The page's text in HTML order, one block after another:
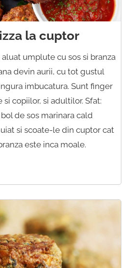
la cuptor
umplute cu sos si branza
devin aurii, cu tot gustul
imbucatura. Sunt finger
copiilor, si adultilor. Sfat:
de sos marinara cald
si scoate-le din cuptor cat
este inca moale.